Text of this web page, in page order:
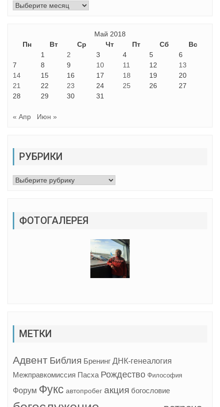
Архивы
Май 2018
Пн
Вт Ср Чт Пт Сб
Вс
1
2 3 4 5
6
7
8 9 10 11 12
13
14
15 16 17 18 19
20
21
22 23 24 25 26
27
28
29 30 31
« Апр Июн »
РУБРИКИ
Рубрики
ФОТОГАЛЕРЕЯ
МЕТКИ
Адвент Библия Бренинг ДНК-генеалогия
Межправкомиссия Пасха Рождество Философия
Форум Фукс автопробег акция богословие